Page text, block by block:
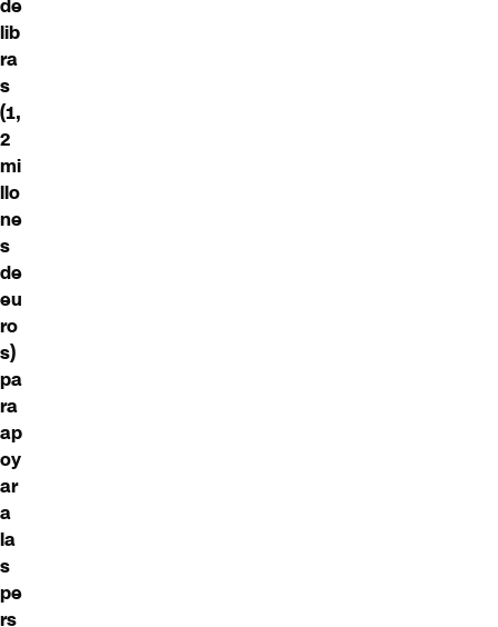
de
lib
ra
s
(1,
2
mi
llo
ne
s
de
eu
ro
s)
pa
ra
ap
oy
ar
a
la
s
pe
rs